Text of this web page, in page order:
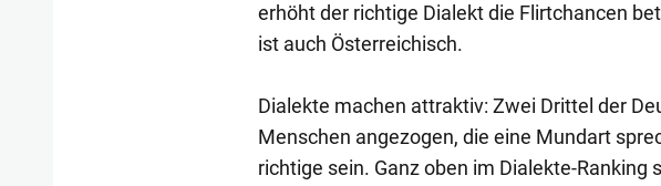
erhöht der richtige Dialekt die Flirtchancen
ist auch Österreichisch.
Dialekte machen attraktiv: Zwei Drittel der
Menschen angezogen, die eine Mundart
richtige sein. Ganz oben im Dialekte-